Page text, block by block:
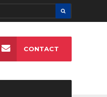
CONTACT